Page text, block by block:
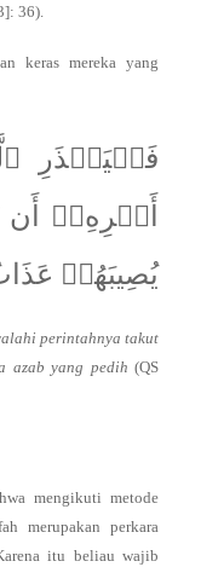
36).
keras mereka yang
فَلۡيَحۡذَرِ
أَمۡرِهِۦٓ أَن
يُصِيبَهُمۡ عَذَابٌ
perintahnya takut
azab yang pedih (QS
mengikuti metode
merupakan perkara
itu beliau wajib